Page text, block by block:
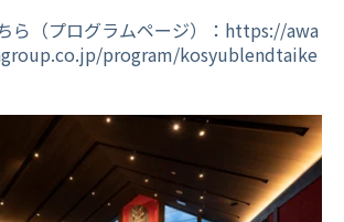
ら（プログラムページ）：https://awa
program/kosyublendtaike